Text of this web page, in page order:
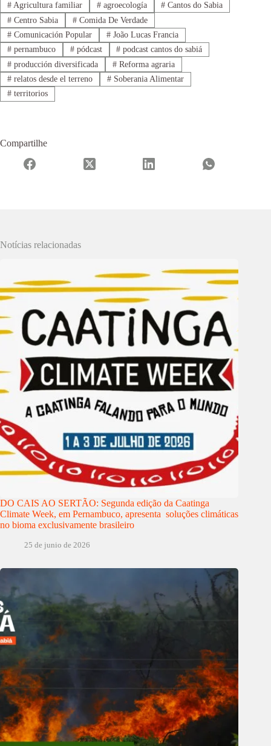
#Agricultura familiar #agroecología # Cantos do Sabia
#Centro Sabia #Comida De Verdade
#Comunicación Popular #João Lucas Francia
#pernambuco #pódcast # podcast cantos do sabiá
#producción diversificada #Reforma agraria
#relatos desde el terreno #Soberania Alimentar
#territorios
Compartilhe
Notícias relacionadas
DO CAIS AO SERTÃO: Segunda edição da Caatinga
Climate Week, em Pernambuco, apresenta soluções climáticas
no bioma exclusivamente brasileiro
25 de junio de 2026